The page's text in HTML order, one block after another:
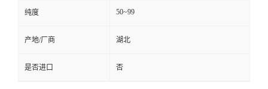
纯度 50~99
产地/厂商 湖北
是否进口 否